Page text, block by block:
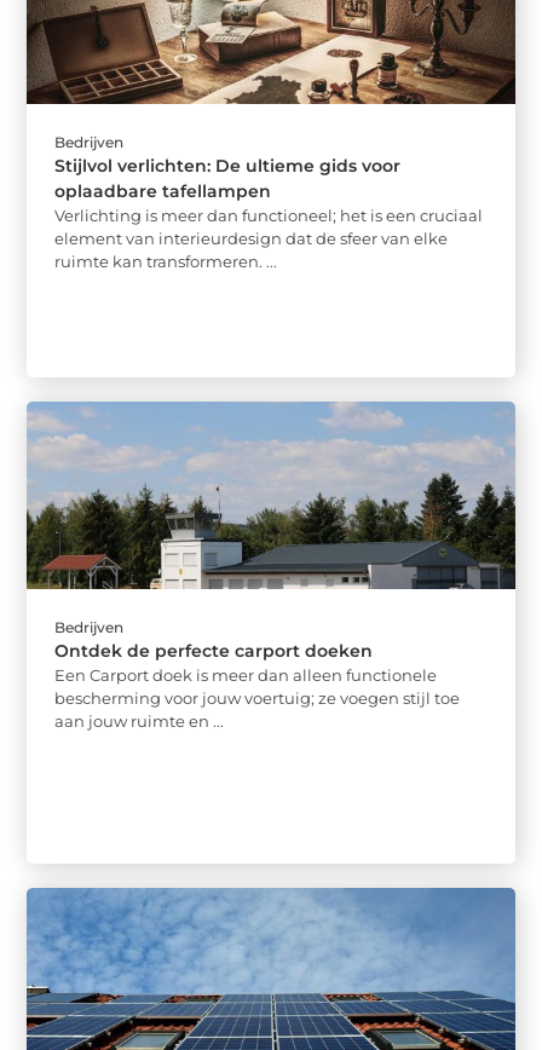
Bedrijven
Stijlvol verlichten: De ultieme gids voor
oplaadbare tafellampen
Verlichting is meer dan functioneel; het is een cruciaal
element van interieurdesign dat de sfeer van elke
ruimte kan transformeren. ...
Bedrijven
Ontdek de perfecte carport doeken
Een Carport doek is meer dan alleen functionele
bescherming voor jouw voertuig; ze voegen stijl toe
aan jouw ruimte en ...